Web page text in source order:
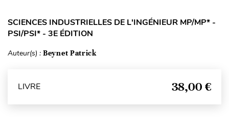
SCIENCES INDUSTRIELLES DE L'INGÉNIEUR MP/MP* -
PSI/PSI* - 3E ÉDITION
Auteur(s) : Beynet Patrick
LIVRE 38,00 €